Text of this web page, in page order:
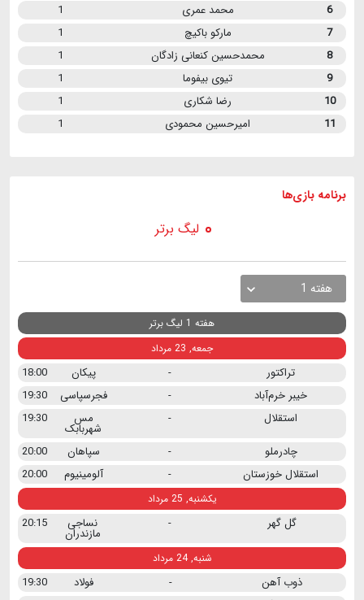
6
محمد عمری
1
7
مارکو باکیچ
1
8
محمدحسین کنعانی زادگان
1
9
تیوی بیفوما
1
10
رضا شکاری
1
11
امیرحسین محمودی 1
برنامه بازی ها
لیگ برتر
هفته 1
هفته 1 لیگ برتر
جمعه, 23 مرداد
تراکتور - پیکان
18:00
خیبر خرم‌آباد
- فجرسپاسی
19:30
استقلال
- مس
شهربابک
19:30
چادرملو
- سپاهان
20:00
استقلال خوزستان
- آلومینیوم 20:00
یکشنبه, 25 مرداد
گل گهر - نساجی
مازندران
20:15
شنبه, 24 مرداد
ذوب آهن - فولاد
19:30